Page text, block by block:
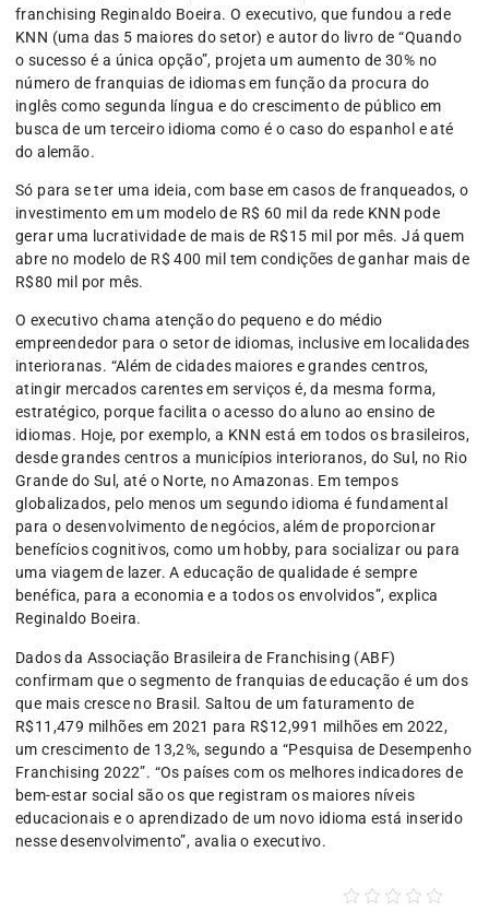
franchising Reginaldo Boeira. O executivo, que fundou a rede
KNN (uma das 5 maiores do setor) e autor do livro de “Quando
o sucesso é a única opção”, projeta um aumento de 30% no
número de franquias de idiomas em função da procura do
inglês como segunda língua e do crescimento de público em
busca de um terceiro idioma como é o caso do espanhol e até
do alemão.
Só para se ter uma ideia, com base em casos de franqueados, o
investimento em um modelo de R$ 60 mil da rede KNN pode
gerar uma lucratividade de mais de R$15 mil por mês. Já quem
abre no modelo de R$ 400 mil tem condições de ganhar mais de
R$80 mil por mês.
O executivo chama atenção do pequeno e do médio
empreendedor para o setor de idiomas, inclusive em localidades
interioranas. “Além de cidades maiores e grandes centros,
atingir mercados carentes em serviços é, da mesma forma,
estratégico, porque facilita o acesso do aluno ao ensino de
idiomas. Hoje, por exemplo, a KNN está em todos os brasileiros,
desde grandes centros a municípios interioranos, do Sul, no Rio
Grande do Sul, até o Norte, no Amazonas. Em tempos
globalizados, pelo menos um segundo idioma é fundamental
para o desenvolvimento de negócios, além de proporcionar
benefícios cognitivos, como um hobby, para socializar ou para
uma viagem de lazer. A educação de qualidade é sempre
benéfica, para a economia e a todos os envolvidos”, explica
Reginaldo Boeira.
Dados da Associação Brasileira de Franchising (ABF)
confirmam que o segmento de franquias de educação é um dos
que mais cresce no Brasil. Saltou de um faturamento de
R$11,479 milhões em 2021 para R$12,991 milhões em 2022,
um crescimento de 13,2%, segundo a “Pesquisa de Desempenho
Franchising 2022”. “Os países com os melhores indicadores de
bem-estar social são os que registram os maiores níveis
educacionais e o aprendizado de um novo idioma está inserido
nesse desenvolvimento”, avalia o executivo.